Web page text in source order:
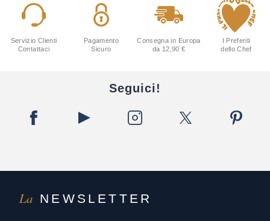
La NEWSLETTER
Servizio Clienti
Contattaci
Pagamento
Sicuro
Consegna in Europa
da 12,90 €
I Preferiti
dello Chef
Seguici!